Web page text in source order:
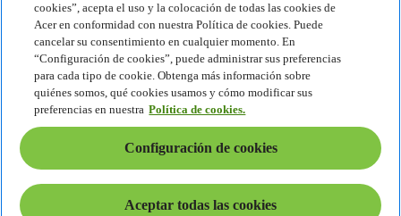
Responsabilidad social corporativa
Huella de carbono del producto
Proyecto Humanity
Earthion
Política de privacidad
Política de cookies
Aviso legal
Información legal adicional
Política de accesibilidad
Configuración de cookies
América Latina - Español
cookies”, acepta el uso y la colocación de todas las cookies de
Acer en conformidad con nuestra Política de cookies. Puede
cancelar su consentimiento en cualquier momento. En
“Configuración de cookies”, puede administrar sus preferencias
para cada tipo de cookie. Obtenga más información sobre
quiénes somos, qué cookies usamos y cómo modificar sus
preferencias en nuestra Política de cookies.
Configuración de cookies
Aceptar todas las cookies